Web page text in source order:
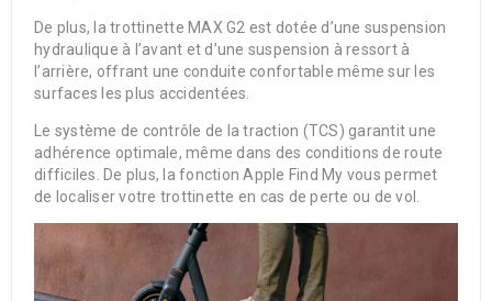
De plus, la trottinette MAX G2 est dotée d’une suspension
hydraulique à l’avant et d’une suspension à ressort à
l’arrière, offrant une conduite confortable même sur les
surfaces les plus accidentées.
Le système de contrôle de la traction (TCS) garantit une
adhérence optimale, même dans des conditions de route
difficiles. De plus, la fonction Apple Find My vous permet
de localiser votre trottinette en cas de perte ou de vol.